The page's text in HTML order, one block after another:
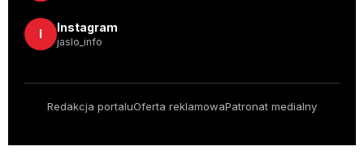
I Instagram
jaslo_info
Redakcja portaluOferta reklamowaPatronat medialny